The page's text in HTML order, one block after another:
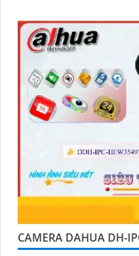
CAMERA DAHUA DH-